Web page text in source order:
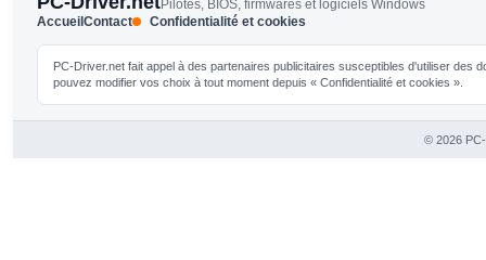
Pilotes, BIOS, firmwares et logiciels Windows
AccueilContact Confidentialité et cookies
PC-Driver.net fait appel à des partenaires publicitaires susceptibles d'utiliser
pouvez modifier vos choix à tout moment depuis « Confidentialité et cookies ».
© 2026